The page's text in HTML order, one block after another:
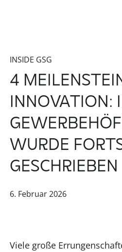
INSIDE GSG
4
INNOVATION:
WURDE
GESCHRIEBEN
6. Februar 2026
Viele große